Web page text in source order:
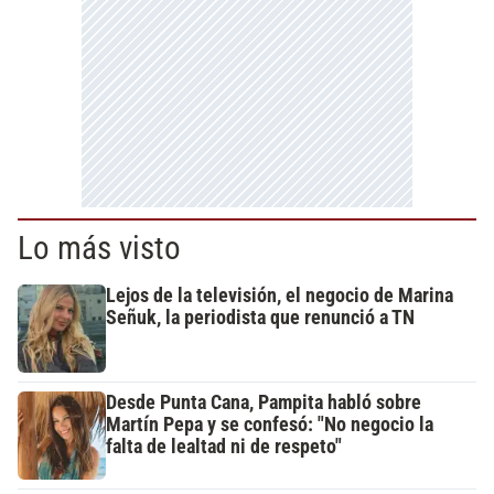
Lo más visto
Lejos de la televisión, el negocio de Marina
Señuk, la periodista que renunció a TN
Desde Punta Cana, Pampita habló sobre
Martín Pepa y se confesó: "No negocio la
falta de lealtad ni de respeto"